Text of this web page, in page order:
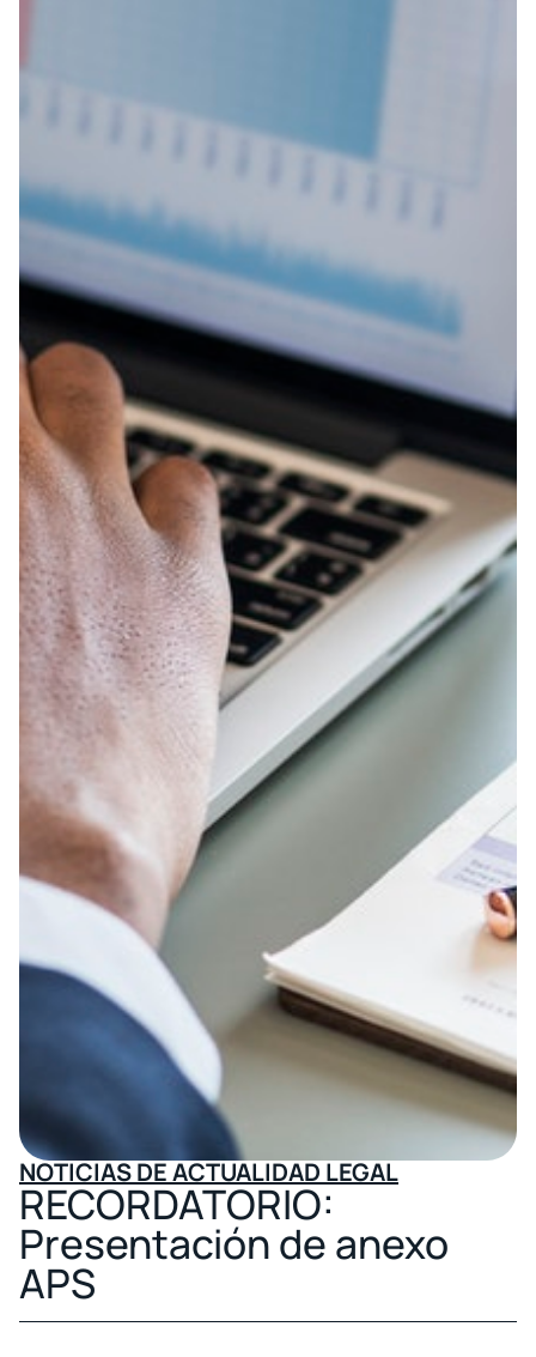
NOTICIAS DE ACTUALIDAD LEGAL
RECORDATORIO:
Presentación de anexo
APS